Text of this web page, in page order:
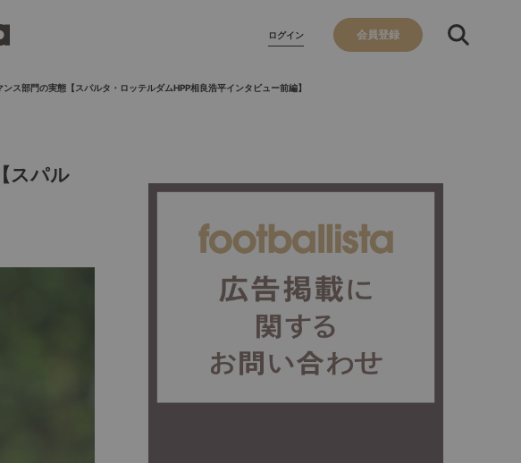
ログイン 会員登録
ス部門の実態【スパルタ・ロッテルダムHPP相良浩平インタビュー前編】
スパル